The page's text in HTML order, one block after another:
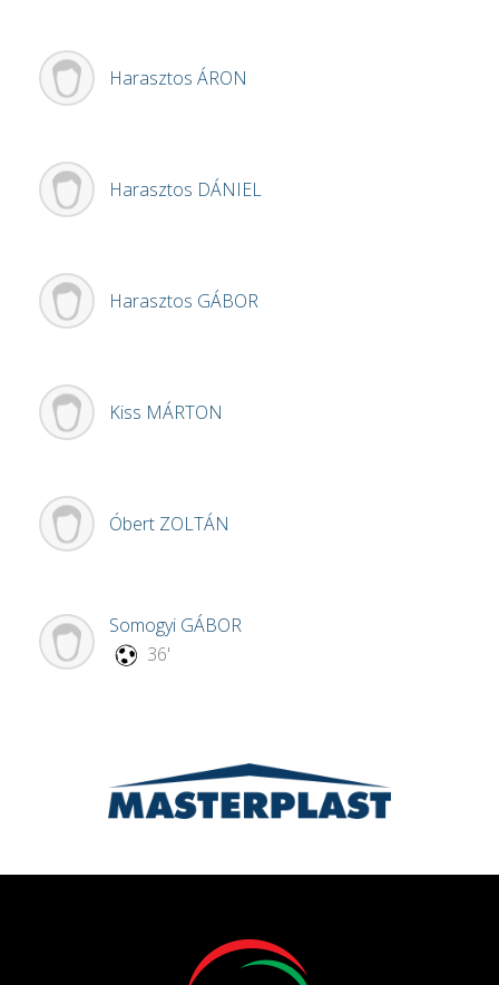
Harasztos ÁRON
Harasztos DÁNIEL
Harasztos GÁBOR
Kiss MÁRTON
Óbert ZOLTÁN
Somogyi GÁBOR
36'